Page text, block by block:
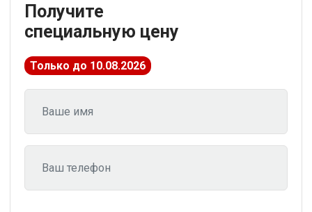
Получите
специальную цену
Только до 10.08.2026